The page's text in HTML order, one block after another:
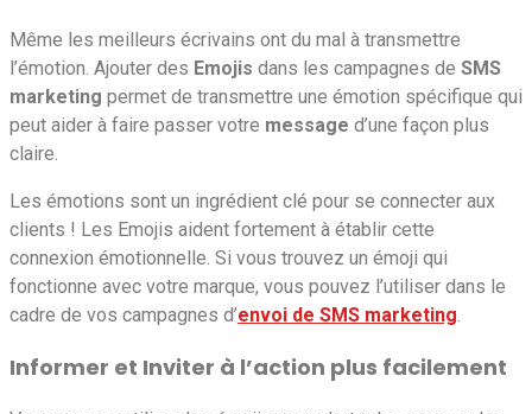
Même les meilleurs écrivains ont du mal à transmettre
l’émotion. Ajouter des Emojis dans les campagnes de SMS
marketing permet de transmettre une émotion spécifique qui
peut aider à faire passer votre message d’une façon plus
claire.
Les émotions sont un ingrédient clé pour se connecter aux
clients ! Les Emojis aident fortement à établir cette
connexion émotionnelle. Si vous trouvez un émoji qui
fonctionne avec votre marque, vous pouvez l’utiliser dans le
cadre de vos campagnes d’envoi de SMS marketing.
Informer et Inviter à l’action plus facilement